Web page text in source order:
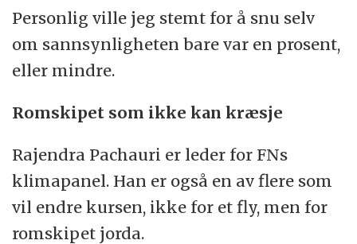
Personlig ville jeg stemt for å snu selv
om sannsynligheten bare var en prosent,
eller mindre.
Romskipet som ikke kan kræsje
Rajendra Pachauri er leder for FNs
klimapanel. Han er også en av flere som
vil endre kursen, ikke for et fly, men for
romskipet jorda.